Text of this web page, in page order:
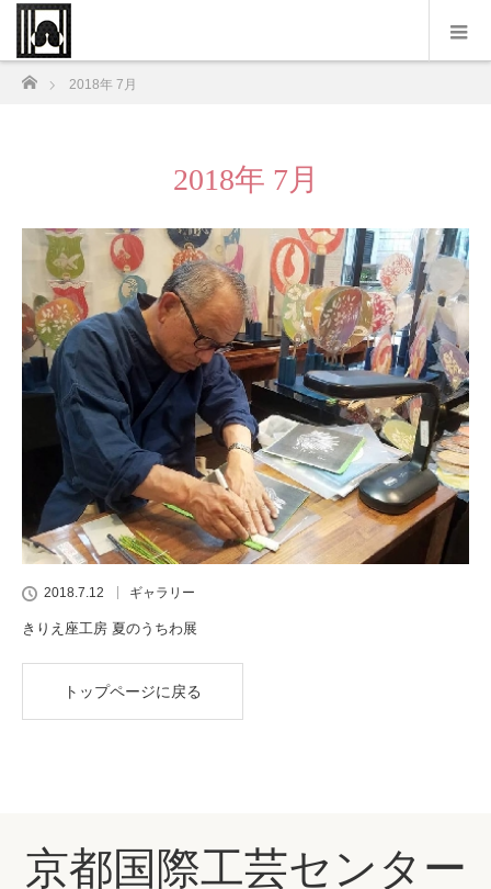
ホーム
2018年 7月
2018年 7月
2018.7.12 ギャラリー
きりえ座工房 夏のうちわ展
トップページに戻る
京都国際工芸センター